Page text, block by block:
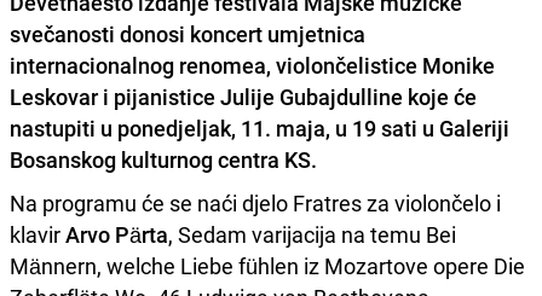
svečanosti donosi koncert umjetnica
internacionalnog renomea, violončelistice Monike
Leskovar i pijanistice Julije Gubajdulline koje će
nastupiti u ponedjeljak, 11. maja, u 19 sati u Galeriji
Bosanskog kulturnog centra KS.
Na programu će se naći djelo Fratres za violončelo i
klavirArvo Pärta, Sedam varijacija na temu Bei
Männern, welche Liebe fühlen iz Mozartove opere Die